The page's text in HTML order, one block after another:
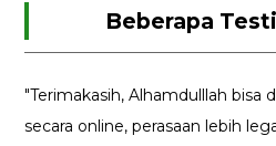
Beberapa
"Terimakasih, Alhamdulllah bisa
secara online, perasaan lebih